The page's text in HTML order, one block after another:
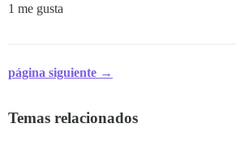
1 me gusta
página siguiente →
Temas relacionados